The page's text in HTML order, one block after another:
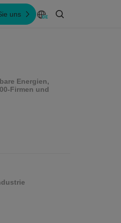
uns
Energien,
Firmen und